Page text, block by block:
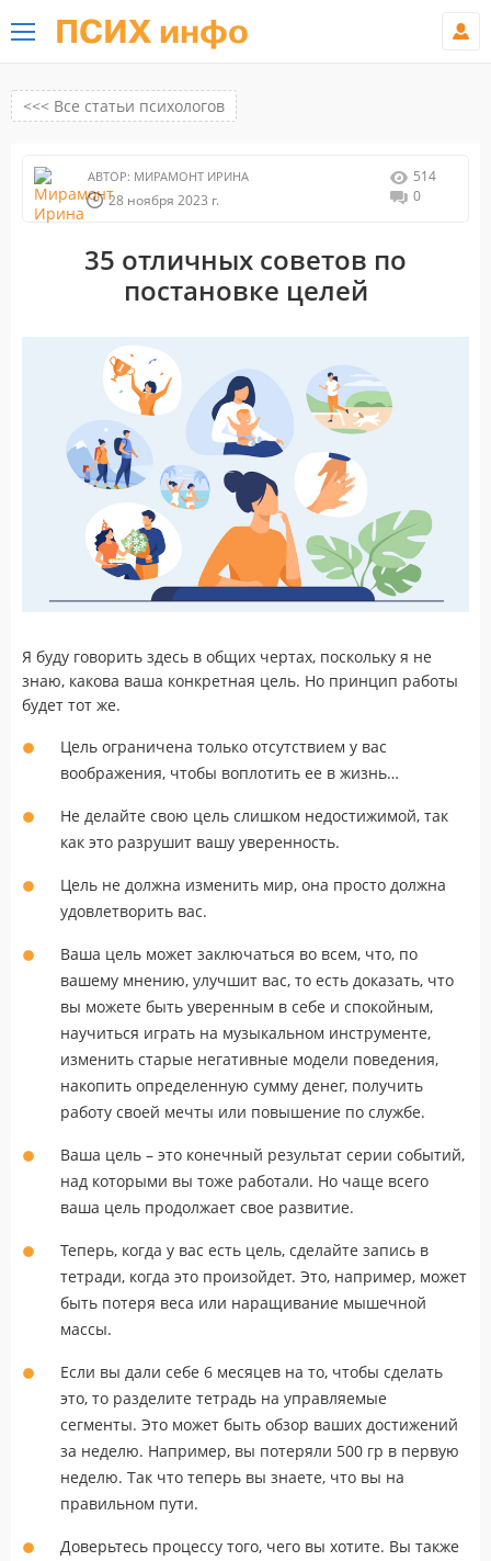
ПСИХ инфо
<<< Все статьи психологов
АВТОР: МИРАМОНТ ИРИНА
28 ноября 2023 г.
514
0
35 отличных советов по
постановке целей
Я буду говорить здесь в общих чертах, поскольку я не
знаю, какова ваша конкретная цель. Но принцип работы
будет тот же.
Цель ограничена только отсутствием у вас
воображения, чтобы воплотить ее в жизнь…
Не делайте свою цель слишком недостижимой, так
как это разрушит вашу уверенность.
Цель не должна изменить мир, она просто должна
удовлетворить вас.
Ваша цель может заключаться во всем, что, по
вашему мнению, улучшит вас, то есть доказать, что
вы можете быть уверенным в себе и спокойным,
научиться играть на музыкальном инструменте,
изменить старые негативные модели поведения,
накопить определенную сумму денег, получить
работу своей мечты или повышение по службе.
Ваша цель – это конечный результат серии событий,
над которыми вы тоже работали. Но чаще всего
ваша цель продолжает свое развитие.
Теперь, когда у вас есть цель, сделайте запись в
тетради, когда это произойдет. Это, например, может
быть потеря веса или наращивание мышечной
массы.
Если вы дали себе 6 месяцев на то, чтобы сделать
это, то разделите тетрадь на управляемые
сегменты. Это может быть обзор ваших достижений
за неделю. Например, вы потеряли 500 гр в первую
неделю. Так что теперь вы знаете, что вы на
правильном пути.
Доверьтесь процессу того, чего вы хотите. Вы также